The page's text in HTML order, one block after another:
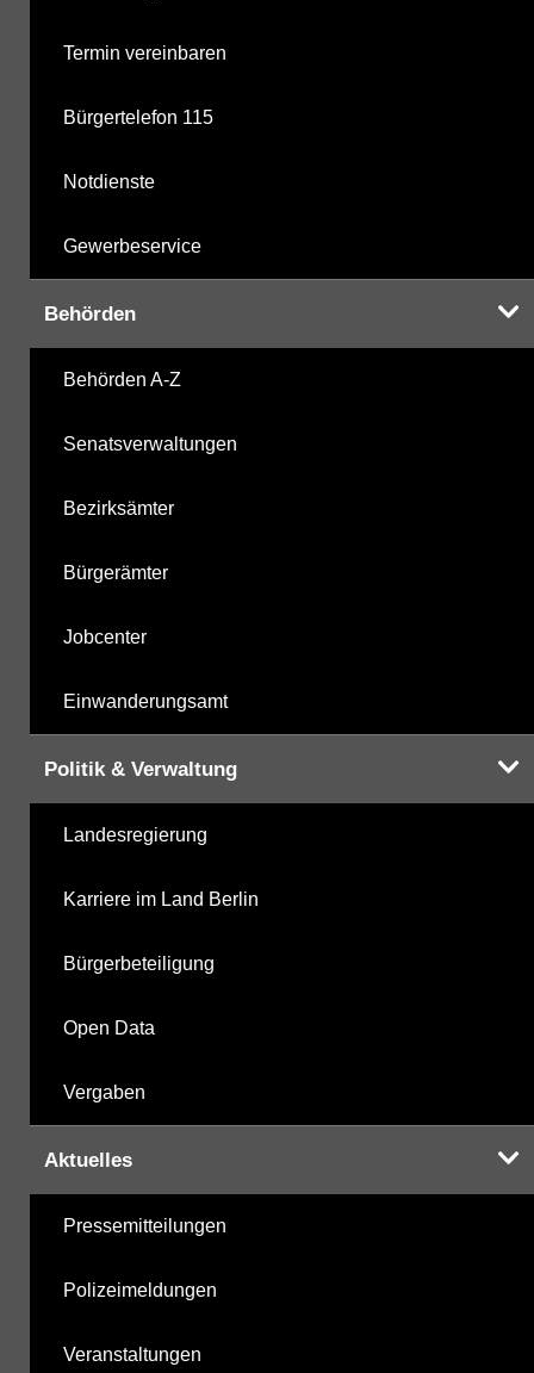
Termin vereinbaren
Bürgertelefon 115
Notdienste
Gewerbeservice
Behörden
Behörden A-Z
Senatsverwaltungen
Bezirksämter
Bürgerämter
Jobcenter
Einwanderungsamt
Politik & Verwaltung
Landesregierung
Karriere im Land Berlin
Bürgerbeteiligung
Open Data
Vergaben
Aktuelles
Pressemitteilungen
Polizeimeldungen
Veranstaltungen